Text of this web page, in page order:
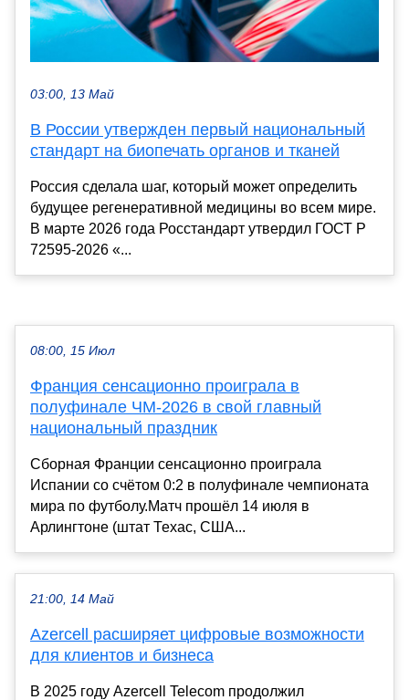
03:00, 13 Май
В России утвержден первый национальный
стандарт на биопечать органов и тканей
Россия сделала шаг, который может определить
будущее регенеративной медицины во всем мире.
В марте 2026 года Росстандарт утвердил ГОСТ Р
72595-2026 «...
08:00, 15 Июл
Франция сенсационно проиграла в
полуфинале ЧМ-2026 в свой главный
национальный праздник
Сборная Франции сенсационно проиграла
Испании со счётом 0:2 в полуфинале чемпионата
мира по футболу.Матч прошёл 14 июля в
Арлингтоне (штат Техас, США...
21:00, 14 Май
Azercell расширяет цифровые возможности
для клиентов и бизнеса
В 2025 году Azercell Telecom продолжил